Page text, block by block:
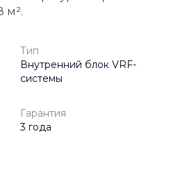
м².
Тип
Внутренний блок VRF-
системы
Гарантия
3 года